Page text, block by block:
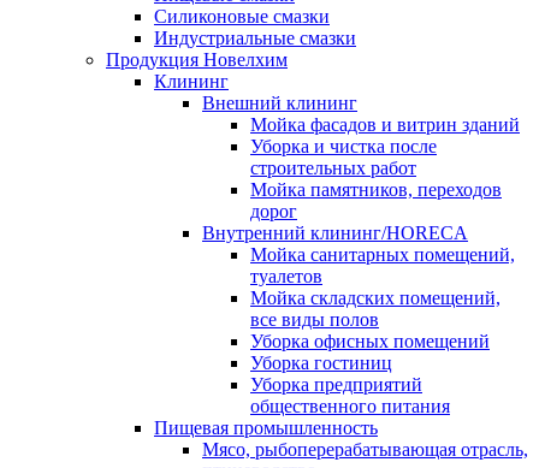
Силиконовые смазки
Индустриальные смазки
Продукция Новелхим
Клининг
Внешний клининг
Мойка фасадов и витрин зданий
Уборка и чистка после
строительных работ
Мойка памятников, переходов
дорог
Внутренний клининг/HORECA
Мойка санитарных помещений,
туалетов
Мойка складских помещений,
все виды полов
Уборка офисных помещений
Уборка гостиниц
Уборка предприятий
общественного питания
Пищевая промышленность
Мясо, рыбоперерабатывающая отрасль,